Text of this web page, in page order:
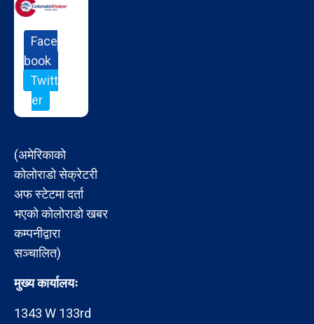
Face
book
Twitt
er
(अमेरिकाको
कोलोराडो सेक्रेटरी
अफ स्टेटमा दर्ता
भएको कोलोराडो खबर
कम्पनीद्वारा
सञ्चालित)
मुख्य कार्यालयः
1343 W 133rd